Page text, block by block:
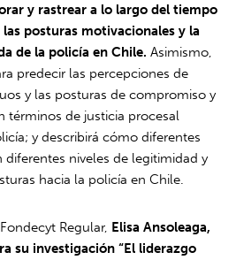
y rastrear a lo largo del tiempo
posturas motivacionales y la
de la policía en Chile. Asimismo,
predecir las percepciones de
y las posturas de compromiso y
términos de justicia procesal
y describirá cómo diferentes
diferentes niveles de legitimidad y
hacia la policía en Chile.
Regular, Elisa Ansoleaga,
su investigación “El liderazgo